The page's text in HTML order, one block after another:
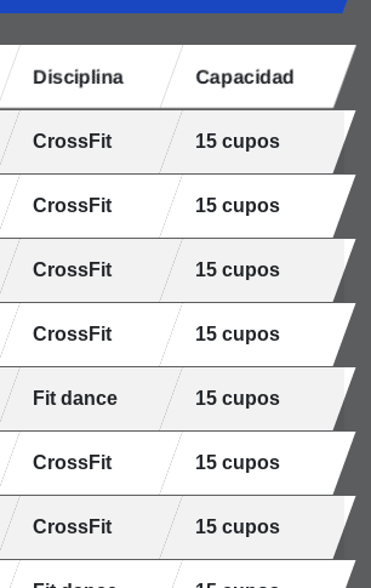
Disciplina Capacidad
CrossFit 15 cupos
CrossFit 15 cupos
CrossFit 15 cupos
CrossFit 15 cupos
Fit dance 15 cupos
CrossFit 15 cupos
CrossFit 15 cupos